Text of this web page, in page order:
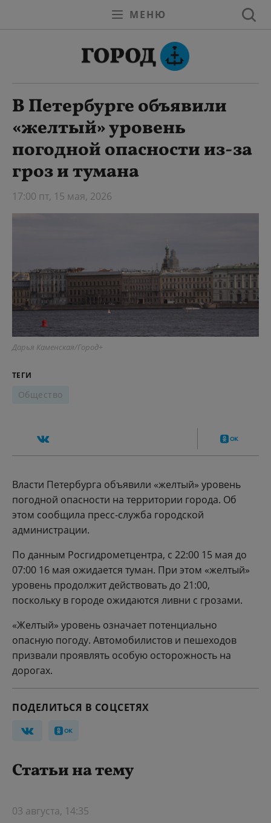
МЕНЮ
В Петербурге объявили
«желтый» уровень
погодной опасности из-за
гроз и тумана
17:00 пт, 15 мая, 2026
Дарья Каменская/Город+
ТЕГИ
Общество
Власти Петербурга объявили «желтый» уровень
погодной опасности на территории города. Об
этом сообщила пресс-служба городской
администрации.
По данным Росгидрометцентра, с 22:00 15 мая до
07:00 16 мая ожидается туман. При этом «желтый»
уровень продолжит действовать до 21:00,
поскольку в городе ожидаются ливни с грозами.
«Желтый» уровень означает потенциально
опасную погоду. Автомобилистов и пешеходов
призвали проявлять особую осторожность на
дорогах.
ПОДЕЛИТЬСЯ В СОЦСЕТЯХ
Статьи на тему
03 августа, 14:35